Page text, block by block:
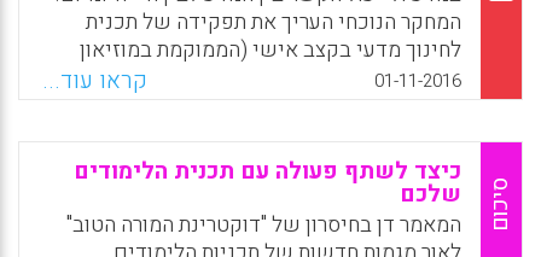
הערבי-הפלסטיני (ח'אלד עראר ופאדיה
אבראהים).
WhatsApp
Facebook
Email
X
עשויה לשמש כלי חסכוני להנעת רפורמה חינוכית
(Sui Chu Ho, Esther, 2016).
WhatsApp
Facebook
Email
X
המחקר הנוכחי העריך את תפקידה של תכנית
לחינוך מדעי בקצב אישי (הממוקמת במוזיאון
למדעי הרפואה) בהגברת ידע תוכן הקשור לתכנית,
מסוגלות עצמית, הערכה ושאיפות של תלמידים.
המחקר חקר גם באם הישגים בהיזכרות בידע תוכן
והנעה (הרלוונטיים לביולוגיה, לאנטומיה
ולבריאות) מקושרים לשיפורים מדווחים באמונות
לגבי אורח חיים והתנהגויות הקשורים לבריאות
הרלוונטיים לחיי היומיום (Martin, Andrew J.;
01-11-2016 קראו עוד...
סיכום
כיצד לשתף פעולה עם תכנית הלימודים
שלכם
המאמר דן בחיסרון של "דוקטרינת המורה הטוב"